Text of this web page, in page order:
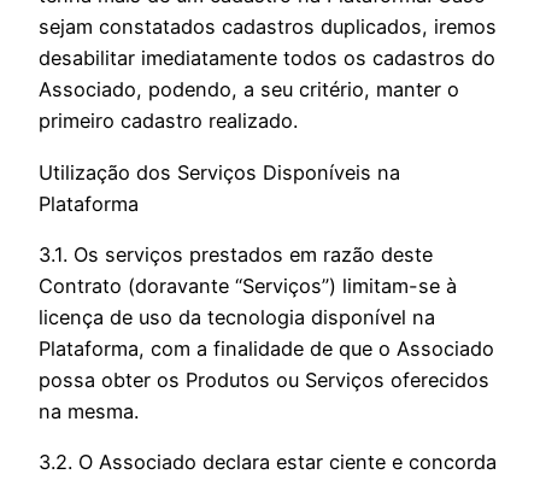
sejam constatados cadastros duplicados, iremos
desabilitar imediatamente todos os cadastros do
Associado, podendo, a seu critério, manter o
primeiro cadastro realizado.
Utilização dos Serviços Disponíveis na
Plataforma
3.1. Os serviços prestados em razão deste
Contrato (doravante “Serviços”) limitam-se à
licença de uso da tecnologia disponível na
Plataforma, com a finalidade de que o Associado
possa obter os Produtos ou Serviços oferecidos
na mesma.
3.2. O Associado declara estar ciente e concorda